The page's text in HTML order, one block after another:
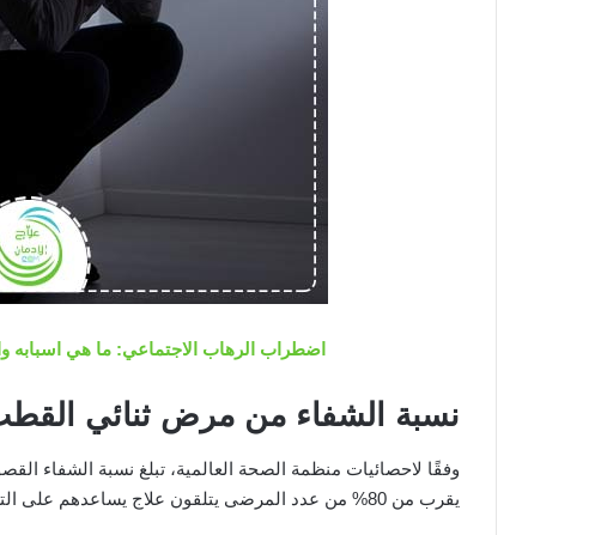
اضطراب الرهاب الاجتماعي: ما هي
نسبة الشفاء من مرض ثنائي
يقرب من 80% من عدد المرضى يتلقون علاج يساعدهم على التعايش مع أعراض الاضطراب.